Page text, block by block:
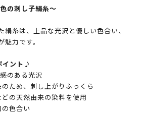
の刺し子絹糸～
糸は、上品な光沢と優しい色合い、
力です。
イント♪
のある光沢
ため、刺し上がりふっくら
の天然由来の染料を使用
色合い